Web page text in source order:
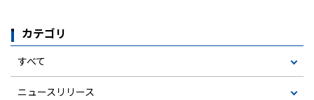
カテゴリ
すべて
ニュースリリース